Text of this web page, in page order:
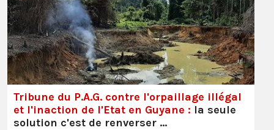
Tribune du P.A.G. contre l'orpaillage illégal
et l'inaction de l'Etat en Guyane : la seule
solution c'est de renverser …